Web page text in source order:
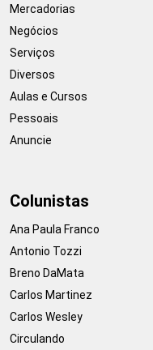
Mercadorias
Negócios
Serviços
Diversos
Aulas e Cursos
Pessoais
Anuncie
Colunistas
Ana Paula Franco
Antonio Tozzi
Breno DaMata
Carlos Martinez
Carlos Wesley
Circulando